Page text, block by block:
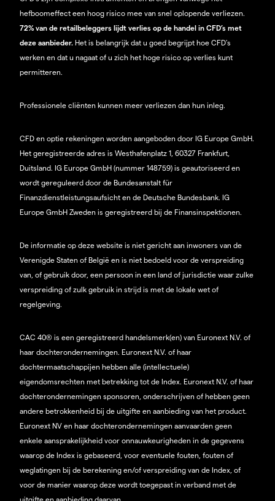
hefboomeffect een hoog risico mee van snel oplopende verliezen.
72% van de retailbeleggers lijdt verlies op de handel in CFD’s met
deze aanbieder. Het is belangrijk dat u goed begrijpt hoe CFD's
werken en dat u nagaat of u zich het hoge risico op verlies kunt
permitteren.
Professionele cliënten kunnen meer verliezen dan hun inleg.
CFD en optie rekeningen worden aangeboden door IG Europe GmbH.
Het geregistreerde adres is Westhafenplatz 1, 60327 Frankfurt,
Duitsland. IG Europe GmbH (nummer 148759) is geautoriseerd en
wordt gereguleerd door de Bundesanstalt für
Finanzdienstleistungsaufsicht en de Deutsche Bundesbank. IG
Europe GmbH Zweden is geregistreerd bij de Finansinspektionen.
De informatie op deze website is niet gericht aan inwoners van de
Verenigde Staten of België en is niet bedoeld voor de verspreiding
van, of gebruik door, een persoon in een land of jurisdictie waar zulke
verspreiding of zulk gebruik in strijd is met de lokale wet of
regelgeving.
CAC 40® is een geregistreerd handelsmerk(en) van Euronext N.V. of
haar dochterondernemingen. Euronext N.V. of haar
dochtermaatschappijen hebben alle (intellectuele)
eigendomsrechten met betrekking tot de Index. Euronext N.V. of haar
dochterondernemingen sponsoren, onderschrijven of hebben geen
andere betrokkenheid bij de uitgifte en aanbieding van het product.
Euronext NV en haar dochterondernemingen aanvaarden geen
enkele aansprakelijkheid voor onnauwkeurigheden in de gegevens
waarop de Index is gebaseerd, voor eventuele fouten, fouten of
weglatingen bij de berekening en/of verspreiding van de Index, of
voor de manier waarop deze wordt toegepast in verband met de